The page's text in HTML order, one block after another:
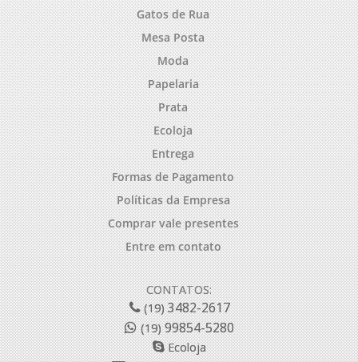
Gatos de Rua
Mesa Posta
Moda
Papelaria
Prata
Ecoloja
Entrega
Formas de Pagamento
Políticas da Empresa
Comprar vale presentes
Entre em contato
CONTATOS:
(19)3482-2617
(19)99854-5280
Ecoloja